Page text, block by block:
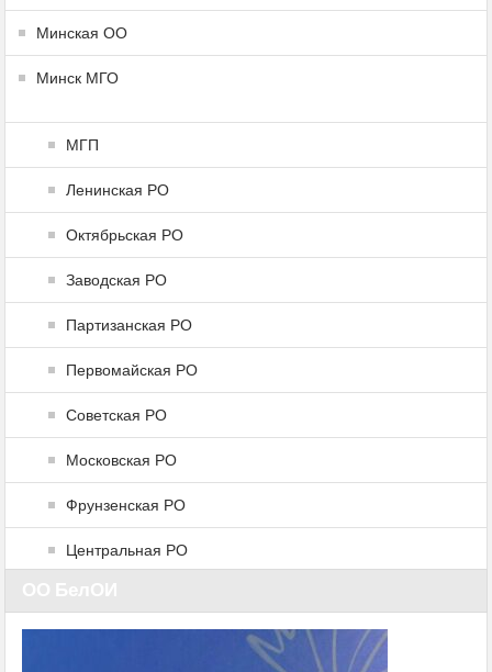
Минская ОО
Минск МГО
МГП
Ленинская РО
Октябрьская РО
Заводская РО
Партизанская РО
Первомайская РО
Советская РО
Московская РО
Фрунзенская РО
Центральная РО